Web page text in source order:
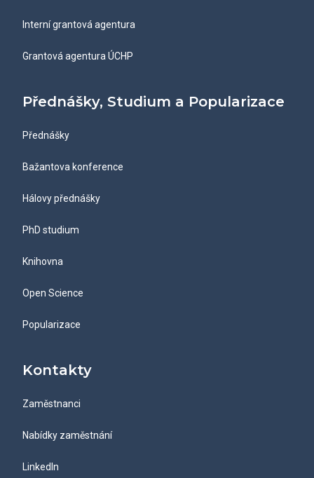
Interní grantová agentura
Grantová agentura ÚCHP
Přednášky, Studium a Popularizace
Přednášky
Bažantova konference
Hálovy přednášky
PhD studium
Knihovna
Open Science
Popularizace
Kontakty
Zaměstnanci
Nabídky zaměstnání
LinkedIn